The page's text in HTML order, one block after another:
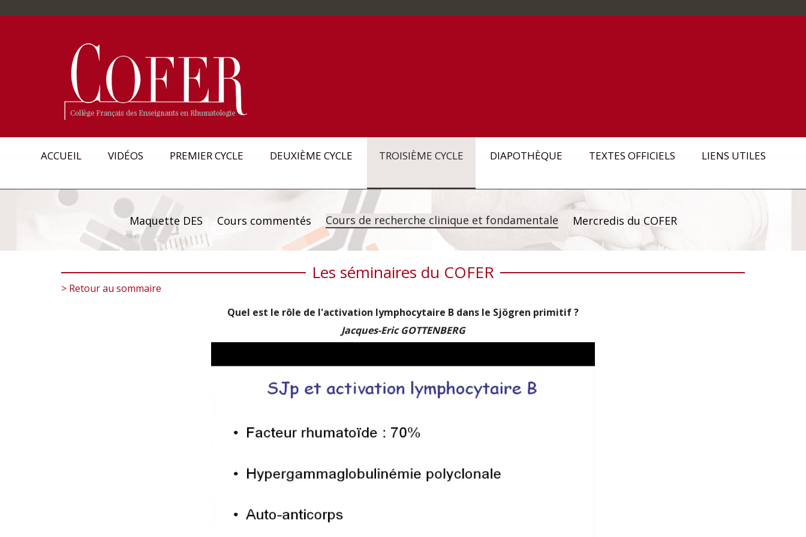
ACCUEIL VIDÉOS PREMIER CYCLE DEUXIÈME CYCLE TROISIÈME CYCLE DIAPOTHÈQUE TEXTES OFFICIELS LIENS UTILES
Maquette DES Cours commentés Cours de recherche clinique et fondamentale Mercredis du COFER
Les séminaires du COFER
> Retour au sommaire
Quel est le rôle de l'activation lymphocytaire B dans le Sjögren primitif ?
Jacques-Eric GOTTENBERG